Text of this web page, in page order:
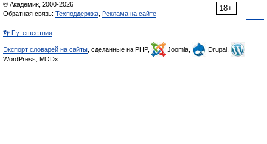
18+
© Академик, 2000-2026
Обратная связь: Техподдержка Реклама на сайте
👣 Путешествия
Экспорт словарей на сайты , сделанные на PHP, Joomla,
Drupal,
WordPress, MODx.